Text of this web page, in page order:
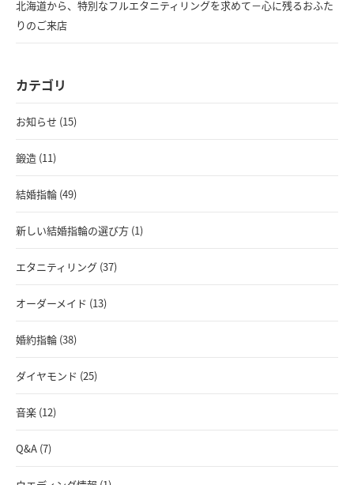
北海道から、特別なフルエタニティリングを求めて－心に残るおふた
りのご来店
カテゴリ
お知らせ (15)
鍛造 (11)
結婚指輪 (49)
新しい結婚指輪の選び方 (1)
エタニティリング (37)
オーダーメイド (13)
婚約指輪 (38)
ダイヤモンド (25)
音楽 (12)
Q&A (7)